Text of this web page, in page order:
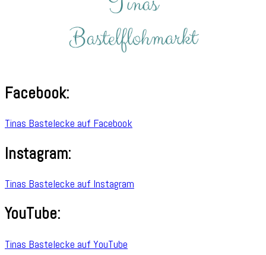
Facebook:
Tinas Bastelecke auf Facebook
Instagram:
Tinas Bastelecke auf Instagram
YouTube:
Tinas Bastelecke auf YouTube